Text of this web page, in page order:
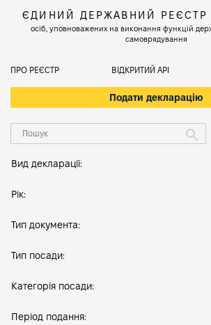
ЄДИНИЙ ДЕРЖАВНИЙ РЕЄСТР
осіб, уповноважених на виконання функцій
самоврядування
ПРО РЕЄСТР ВІДКРИТИЙ АРІ
Подати декларацію
Вид декларації:
Рік:
Тип документа:
Тип посади:
Категорія посади:
Період подання: